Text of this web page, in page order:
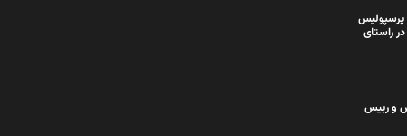
پرسپولیس
راستای
و رییس